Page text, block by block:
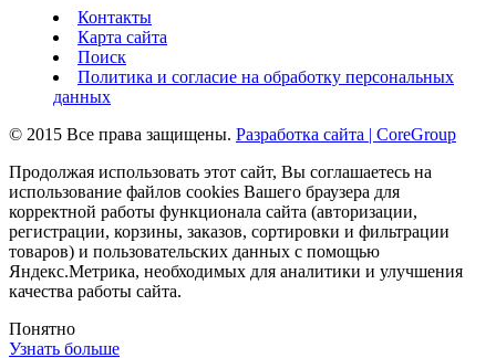
Контакты
Карта сайта
Поиск
Политика и согласие на обработку персональных
данных
© 2015 Все права защищены. Разработка сайта | CoreGroup
Продолжая использовать этот сайт, Вы соглашаетесь на
использование файлов cookies Вашего браузера для
корректной работы функционала сайта (авторизации,
регистрации, корзины, заказов, сортировки и фильтрации
товаров) и пользовательских данных с помощью
Яндекс.Метрика, необходимых для аналитики и улучшения
качества работы сайта.
Понятно
Узнать больше